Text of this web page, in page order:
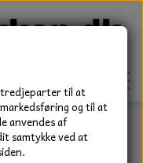
NGK BKR5ES
tredjeparter til at
og til at
anvendes af
samtykke ved at